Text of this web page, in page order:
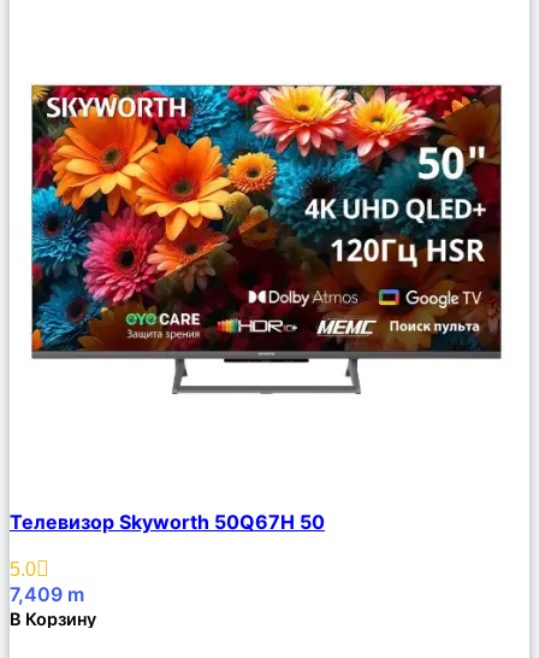
Описание
Избранное
Телевизор Skyworth 50Q67H 50
5.0
7,409 m
В Корзину